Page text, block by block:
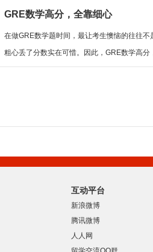
GRE数学高分，全靠细心
在做GRE数学题时间，最让考生懊恼的往往
粗心丢了分数实在可惜。因此，GRE数学高分
互动平台
新浪微博
腾讯微博
人人网